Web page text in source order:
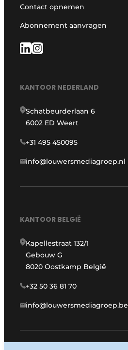
Contact opnemen
Abonnement aanvragen
KANTOOR NEDERLAND
Schatbeurderlaan 6
6002 ED Weert
+31 495 450095
info@louwersmediagroep.nl
KANTOOR BELGIË
Kapellestraat 132/1
Gebouw G
8020 Oostkamp België
+32 50 36 81 70
info@louwersmediagroep.be